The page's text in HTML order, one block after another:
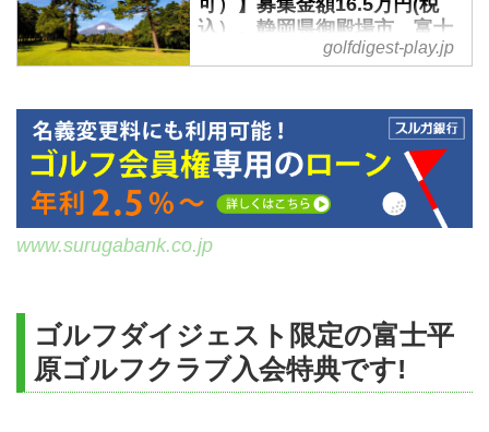
込）。静岡県御殿場市、富士
山が絶景コースの会員権購入
by ゴルフダイジェスト
富士平原ゴルフクラブは、世界遺
産に登録された富士山の麓に広が
る27ホール。芹澤信雄プロが研修
生時代にここで練習に励みまし
た。ほぼフラットで、勾配のある
ルフを楽しみたい！できるだけ安
く会員になってみたい！という
方、必見。募集金額は143,000円
golfdigest-play.jp
www.surugabank.co.jp
ゴルフダイジェスト限定の富士平
原ゴルフクラブ入会特典です!